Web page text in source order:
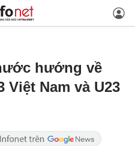
hướng về
Việt Nam và U23